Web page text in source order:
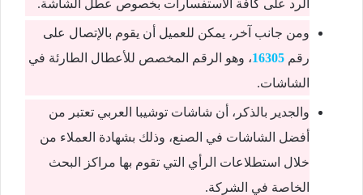
الرد على كافة الاستفسارات بخصوص عطل الشاشة.
ومن جانب آخر، يمكن للعميل أن يقوم بالإتصال على
رقم 16305، وهو الرقم المخصص للأعطال الطارئة في
الشاشات.
والجدير بالذكر، أن شاشات توشيبا العربي تعتبر من
أفضل الشاشات في الصنع، وذلك بشهادة العملاء من
خلال استطلاعات الرأي التي تقوم بها مراكز البحث
الخاصة في الشركة.